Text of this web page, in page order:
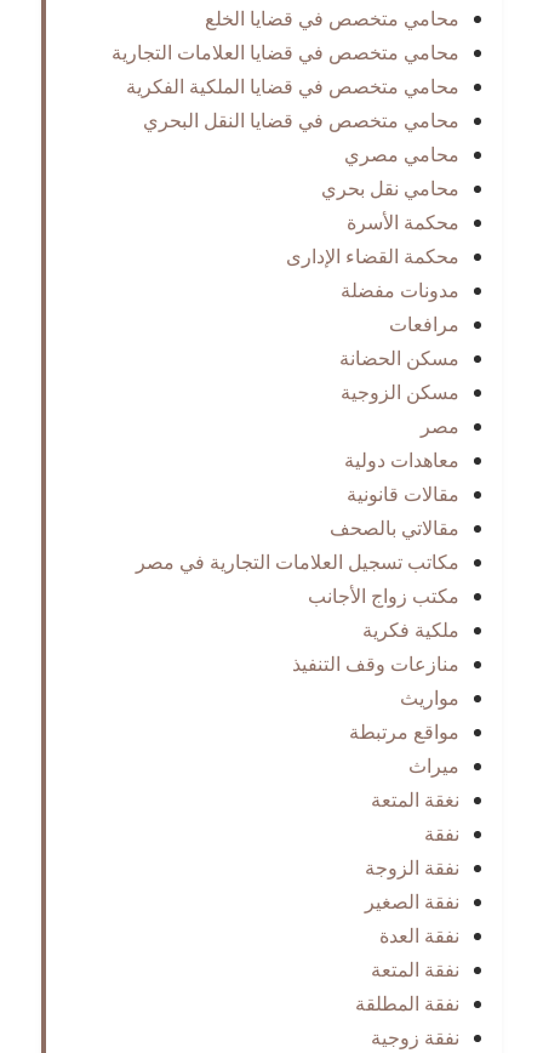
محامي متخصص في قضايا الخلع
محامي متخصص في قضايا العلامات التجارية
محامي متخصص في قضايا الملكية الفكرية
محامي متخصص في قضايا النقل البحري
محامي مصري
محامي نقل بحري
محكمة الأسرة
محكمة القضاء الإدارى
مدونات مفضلة
مرافعات
مسكن الحضانة
مسكن الزوجية
مصر
معاهدات دولية
مقالات قانونية
مقالاتي بالصحف
مكاتب تسجيل العلامات التجارية في مصر
مكتب زواج الأجانب
ملكية فكرية
منازعات وقف التنفيذ
مواريث
مواقع مرتبطة
ميراث
نغقة المتعة
نفقة
نفقة الزوجة
نفقة الصغير
نفقة العدة
نفقة المتعة
نفقة المطلقة
نفقة زوجية